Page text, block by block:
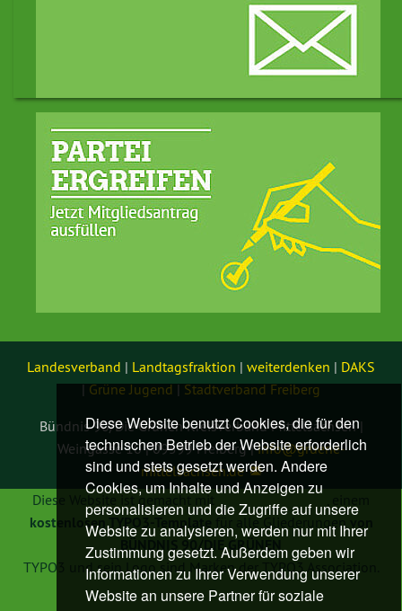
Diese Website benutzt Cookies, die für den
technischen Betrieb der Website erforderlich
sind und stets gesetzt werden. Andere
Cookies, um Inhalte und Anzeigen zu
personalisieren und die Zugriffe auf unsere
Website zu analysieren, werden nur mit Ihrer
Zustimmung gesetzt. Außerdem geben wir
Informationen zu Ihrer Verwendung unserer
Website an unsere Partner für soziale
Landesverband | Landtagsfraktion | weiterdenken | DAKS
|Grüne Jugend|Stadtverband Freiberg
Bündnis 90/Die Grünen Kreisverband Mittelsachsen |
Weingasse 10 | 09599 Freiberg |info@gruene-
mittelsachsen.de
Diese Website ist gemacht mitTYPO3 GRÜNE
kostenlosen TYPO3-Template für alle Gliederungen
BÜNDNIS 90/DIE GRÜNEN
TYPO3 und sein Logo sind Marken der TYPO3 Association.